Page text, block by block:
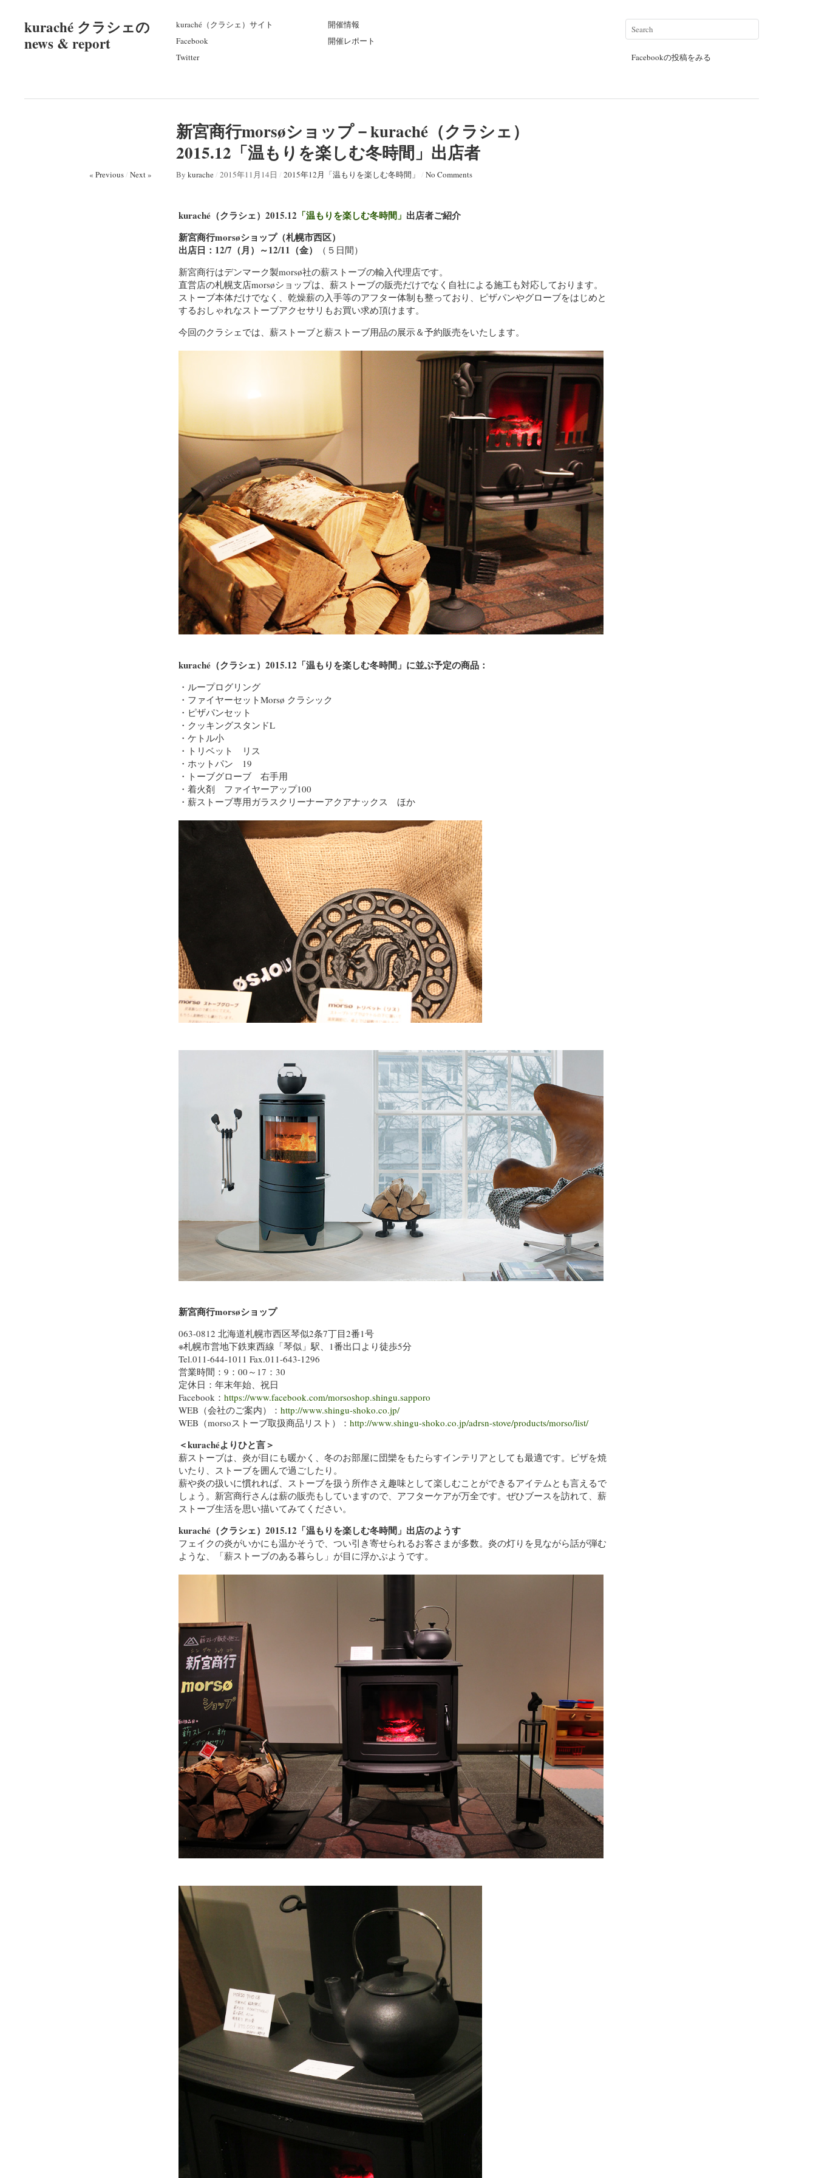
kuraché クラシェの
news & report
kuraché（クラシェ）サイト
Facebook
Twitter
開催情報
開催レポート
Facebookの投稿をみる
新宮商行morsøショップ－kuraché（クラシェ）
2015.12「温もりを楽しむ冬時間」出店者
« Previous/ Next » By kurache/ 2015年11月14日 / 2015年12月「温もりを楽しむ冬時間」 / No Comments
kuraché（クラシェ）2015.12 「温もりを楽しむ冬時間」 出店者ご紹介
新宮商行morsøショップ（札幌市西区）
出店日：12/7（月）～12/11（金）
（５日間）
新宮商行はデンマーク製morsø社の薪ストーブの輸入代理店です。
直営店の札幌支店morsøショップは、薪ストーブの販売だけでなく自社による施工も対応しております。
ストーブ本体だけでなく、乾燥薪の入手等のアフター体制も整っており、ピザパンやグローブをはじめと
するおしゃれなストーブアクセサリもお買い求め頂けます。
今回のクラシェでは、薪ストーブと薪ストーブ用品の展示＆予約販売をいたします。
kuraché（クラシェ）2015.12「温もりを楽しむ冬時間」に並ぶ予定の商品：
・ループログリング
・ファイヤーセットMorsø クラシック
・ピザパンセット
・クッキングスタンドL
・ケトル小
・トリベット リス
・ホットパン 19
・トーブグローブ 右手用
・着火剤 ファイヤーアップ100
・薪ストーブ専用ガラスクリーナーアクアナックス ほか
新宮商行morsøショップ
063-0812 北海道札幌市西区琴似2条7丁目2番1号
※札幌市営地下鉄東西線「琴似」駅、1番出口より徒歩5分
Tel.011-644-1011 Fax.011-643-1296
営業時間：9：00～17：30
定休日：年末年始、祝日
Facebook： https://www.facebook.com/morsoshop.shingu.sapporo
WEB（会社のご案内）： http://www.shingu-shoko.co.jp/
WEB（morsoストーブ取扱商品リスト）： http://www.shingu-shoko.co.jp/adrsn-stove/products/morso/list/
＜kurachéよりひと言＞
薪ストーブは、炎が目にも暖かく、冬のお部屋に団欒をもたらすインテリアとしても最適です。ピザを焼
いたり、ストーブを囲んで過ごしたり。
薪や炎の扱いに慣れれば、ストーブを扱う所作さえ趣味として楽しむことができるアイテムとも言えるで
しょう。新宮商行さんは薪の販売もしていますので、アフターケアが万全です。ぜひブースを訪れて、薪
ストーブ生活を思い描いてみてください。
kuraché（クラシェ）2015.12「温もりを楽しむ冬時間」出店のようす
フェイクの炎がいかにも温かそうで、つい引き寄せられるお客さまが多数。炎の灯りを見ながら話が弾む
ような、「薪ストーブのある暮らし」が目に浮かぶようです。